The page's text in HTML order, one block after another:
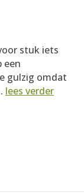
stuk iets
een
gulzig omdat
lees verder